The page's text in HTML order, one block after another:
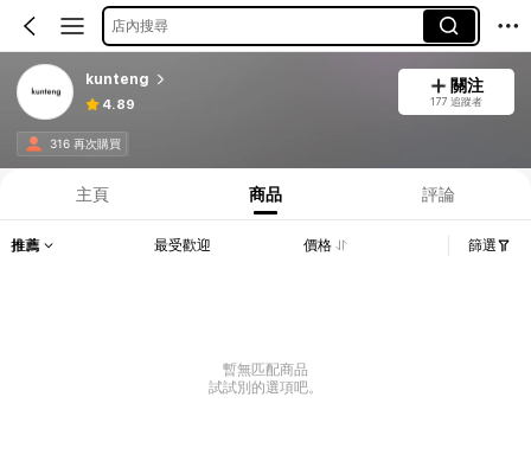
店內搜尋
kunteng
4.89
關注
177 追蹤者
316 再次購買
主頁 商品 評論
推薦 最受歡迎 價格 篩選
暫無匹配商品
試試別的選項吧。